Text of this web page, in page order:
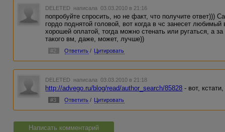
DELETED написала 03.03.2010 в 21:16
попробуйте спросить, но не факт, что получите ответ)))
гордо поднятой головой, вот когда в чс занесет
хорошей оплатой, тогда можно стенать или ругаться, а
такого вм, даже, может, лучше))
#2 Ответить / Цитировать
DELETED написала 03.03.2010 в 21:18
http://advego.ru/blog/read/author_search/85828 - вот,
#3 Ответить / Цитировать
Написать комментарий